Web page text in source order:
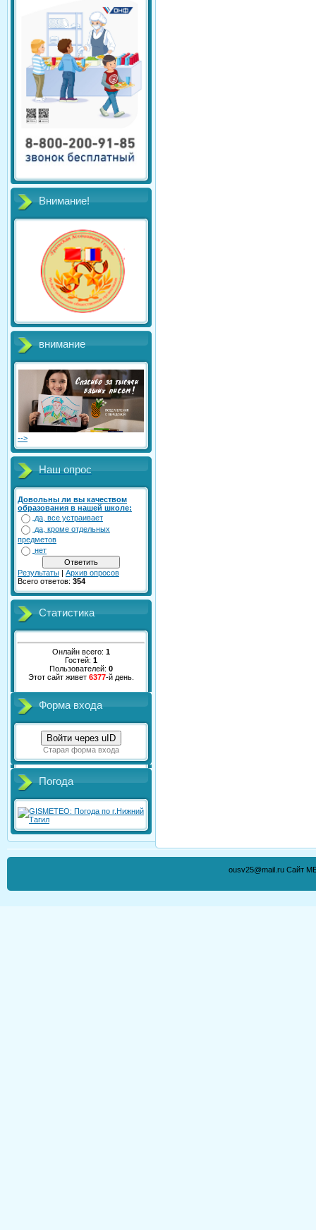
Внимание!
внимание
-->
Наш опрос
Довольны ли вы качеством
образования в нашей школе:
да, все устраивает
да, кроме отдельных
предметов
нет
Результаты | Архив опросов
Всего ответов: 354
Статистика
Онлайн всего: 1
Гостей: 1
Пользователей: 0
Этот сайт живет 6377-й день.
Форма входа
Войти через uID
Старая форма входа
Погода
ousv25@mail.ru Сайт